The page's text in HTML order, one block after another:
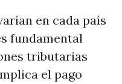
en cada país
fundamental
tributarias
el pago